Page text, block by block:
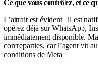
Ce que vous contrôlez, et ce
L’attrait est évident : il est
opérez déjà sur WhatsApp,
immédiatement disponible.
contreparties, car l’agent vit
conditions de Meta :